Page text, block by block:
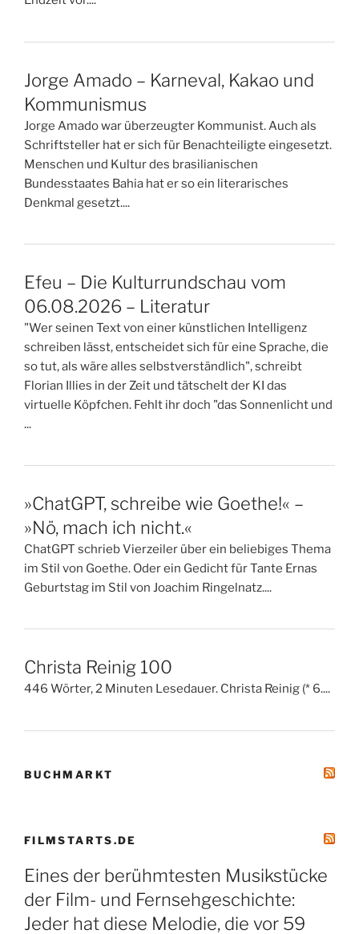
Jorge Amado – Karneval, Kakao und
Kommunismus
Jorge Amado war überzeugter Kommunist. Auch als
Schriftsteller hat er sich für Benachteiligte eingesetzt.
Menschen und Kultur des brasilianischen
Bundesstaates Bahia hat er so ein literarisches
Denkmal gesetzt....
Efeu – Die Kulturrundschau vom
06.08.2026 – Literatur
"Wer seinen Text von einer künstlichen Intelligenz
schreiben lässt, entscheidet sich für eine Sprache, die
so tut, als wäre alles selbstverständlich", schreibt
Florian Illies in der Zeit und tätschelt der KI das
virtuelle Köpfchen. Fehlt ihr doch "das Sonnenlicht und
...
»ChatGPT, schreibe wie Goethe!« –
»Nö, mach ich nicht.«
ChatGPT schrieb Vierzeiler über ein beliebiges Thema
im Stil von Goethe. Oder ein Gedicht für Tante Ernas
Geburtstag im Stil von Joachim Ringelnatz....
Christa Reinig 100
446 Wörter, 2 Minuten Lesedauer. Christa Reinig (* 6....
BUCHMARKT
FILMSTARTS.DE
Eines der berühmtesten Musikstücke
der Film- und Fernsehgeschichte:
Jeder hat diese Melodie, die vor 59